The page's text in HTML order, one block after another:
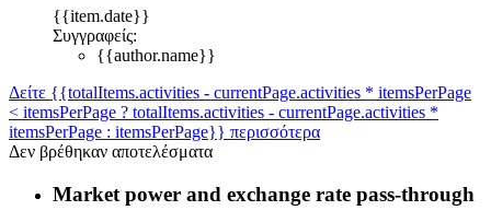
{{item.date}}
Συγγραφείς:
{{author.name}}
Δείτε {{totalItems.activities - currentPage.activities * itemsPerPage
< itemsPerPage ? totalItems.activities - currentPage.activities *
itemsPerPage : itemsPerPage}} περισσότερα
Δεν βρέθηκαν αποτελέσματα
Market power and exchange rate pass-through